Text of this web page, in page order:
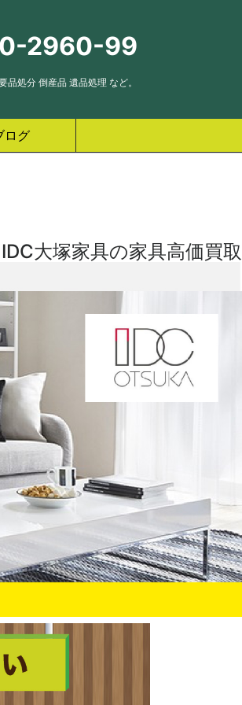
2960-99
処分 倒産品 遺品処理 など。
ログ
大塚家具の家具高価買取